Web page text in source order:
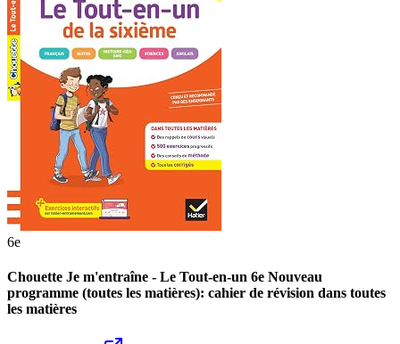
6e
Chouette Je m'entraîne - Le Tout-en-un 6e Nouveau
programme (toutes les matières): cahier de révision dans toutes
les matières